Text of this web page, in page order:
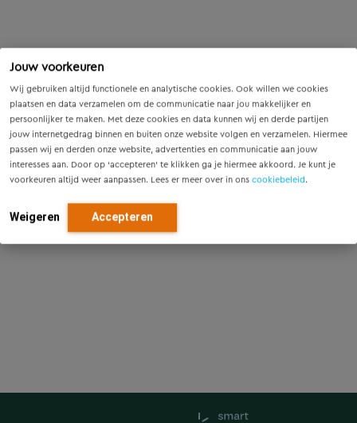
Jouw voorkeuren
Wij gebruiken altijd functionele en analytische cookies. Ook willen we cookies
plaatsen en data verzamelen om de communicatie naar jou makkelijker en
persoonlijker te maken. Met deze cookies en data kunnen wij en derde partijen
jouw internetgedrag binnen en buiten onze website volgen en verzamelen. Hiermee
passen wij en derden onze website, advertenties en communicatie aan jouw
interesses aan. Door op ‘accepteren’ te klikken ga je hiermee akkoord. Je kunt je
voorkeuren altijd weer aanpassen. Lees er meer over in ons cookiebeleid.
Weigeren Accepteren